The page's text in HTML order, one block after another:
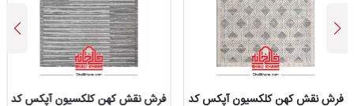
فرش نقش کهن کلکسیون آپکس کد
فرش نقش کهن کلکسیون آپکس کد